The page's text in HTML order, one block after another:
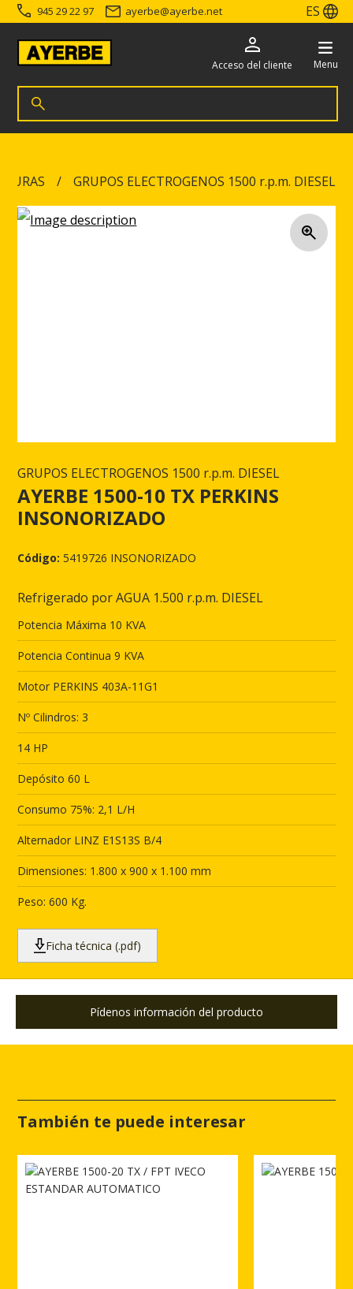
Ir directamente al contenido
945 29 22 97 ayerbe@ayerbe.net ES
Busca productos
Acceso del cliente Menu
GRUPOS ELECTROGENOS 1500 r.p.m. DIESEL
GRUPOS ELECTROGENOS 1500 r.p.m. DIESEL
AYERBE 1500-10 TX PERKINS
INSONORIZADO
Código: 5419726 INSONORIZADO
Refrigerado por AGUA 1.500 r.p.m. DIESEL
Potencia Máxima 10 KVA
Potencia Continua 9 KVA
Motor PERKINS 403A-11G1
Nº Cilindros: 3
14 HP
Depósito 60 L
Consumo 75%: 2,1 L/H
Alternador LINZ E1S13S B/4
Dimensiones: 1.800 x 900 x 1.100 mm
Peso: 600 Kg.
Ficha técnica (.pdf)
Pídenos información del producto
También te puede interesar